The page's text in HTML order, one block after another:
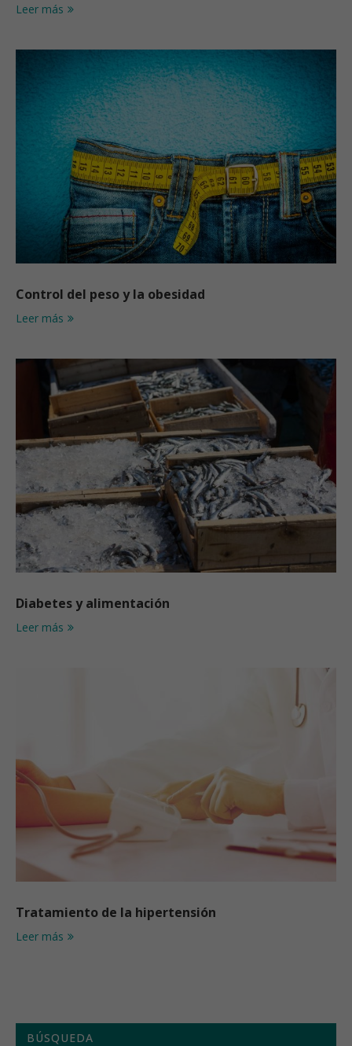
Leer más
Control del peso y la obesidad
Leer más
Diabetes y alimentación
Leer más
Tratamiento de la hipertensión
Leer más
BÚSQUEDA